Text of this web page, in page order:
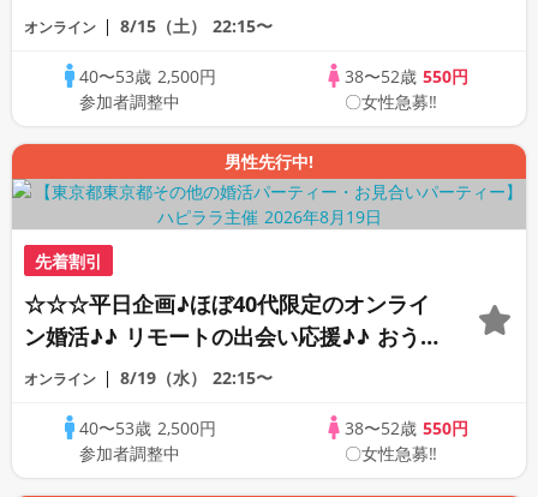
ちで乾杯しませんか♪♪ ☆全国の方が対象
PARTY!!
オンライン 8/15（土） 22:15〜
40〜53歳 2,500円
参加者調整中
38〜52歳 550円
〇女性急募‼
男性先行中!
先着割引
☆☆☆平日企画♪ほぼ40代限定のオンライ
ン婚活♪♪ リモートの出会い応援♪♪ おう
ちで乾杯しませんか♪♪ ☆全国の方が対象
PARTY!!
オンライン 8/19（水） 22:15〜
40〜53歳 2,500円
参加者調整中
38〜52歳 550円
〇女性急募‼